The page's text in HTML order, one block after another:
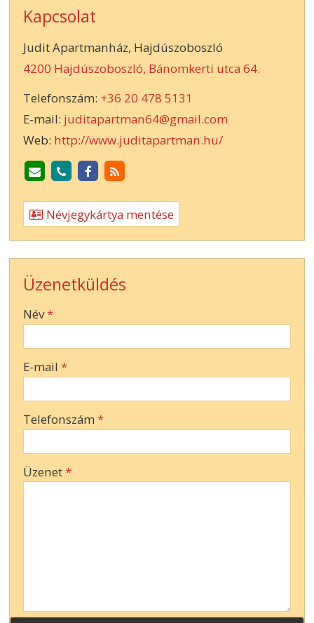
Kapcsolat
Judit Apartmanház, Hajdúszoboszló
4200 Hajdúszoboszló, Bánomkerti utca 64.
Telefonszám: +36 20 478 5131
E-mail: juditapartman64@gmail.com
Web: http://www.juditapartman.hu/
Névjegykártya mentése
Üzenetküldés
-
Név*
E-mail *
Telefonszám *
Üzenet*